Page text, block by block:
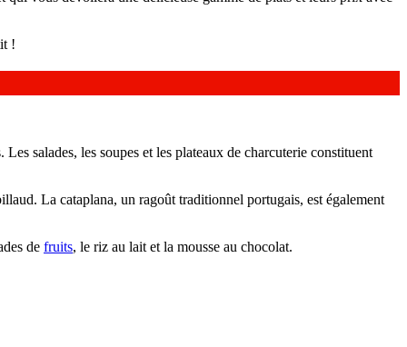
!
salades, les soupes et les plateaux de charcuterie constituent
La cataplana, un ragoût traditionnel portugais, est également
de fruits, le riz au lait et la mousse au chocolat.